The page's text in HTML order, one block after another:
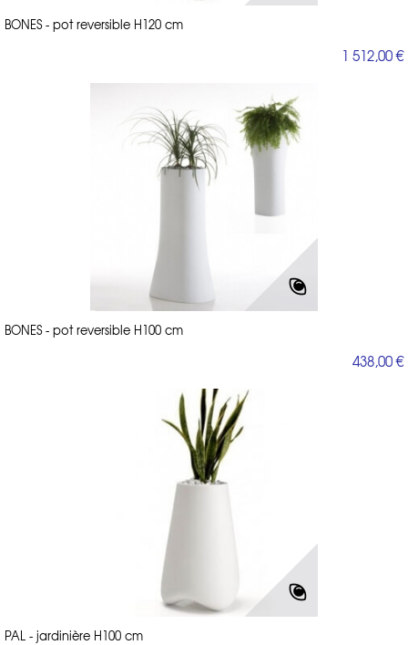
BONES - pot reversible H120 cm
1 512,00 €
BONES - pot reversible H100 cm
438,00 €
PAL - jardinière H100 cm